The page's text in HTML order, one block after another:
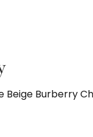
Beige Burberry